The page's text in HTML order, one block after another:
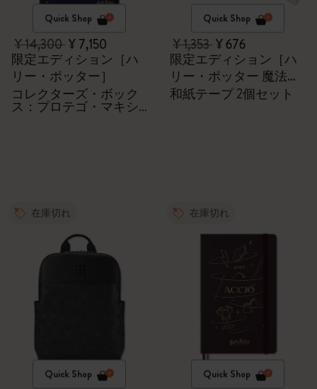
Quick Shop
¥ 14,300¥ 7,150
限定エディション［ハ
リー・ポッター］
コレクターズ・ボック
ス：プロテゴ・マキシ
Quick Shop
¥ 1,353¥ 676
限定エディション［ハ
リー・ポッター 魔法ワ
ールド］
和紙テープ 2個セット
在庫切れ
Quick Shop
在庫切れ
Quick Shop